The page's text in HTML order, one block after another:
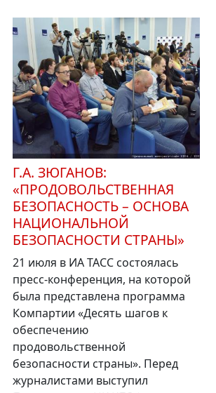
Г.А. ЗЮГАНОВ:
«ПРОДОВОЛЬСТВЕННАЯ
БЕЗОПАСНОСТЬ – ОСНОВА
НАЦИОНАЛЬНОЙ
БЕЗОПАСНОСТИ СТРАНЫ»
21 июля в ИА ТАСС состоялась
пресс-конференция, на которой
была представлена программа
Компартии «Десять шагов к
обеспечению
продовольственной
безопасности страны». Перед
журналистами выступил